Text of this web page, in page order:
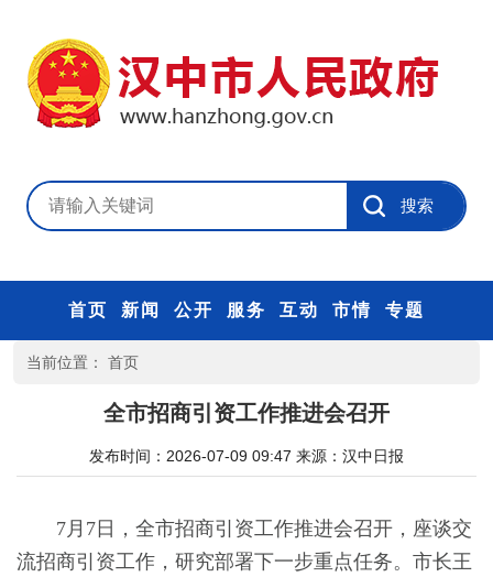
首页 新闻 公开 服务 互动 市情 专题
当前位置： 首页
全市招商引资工作推进会召开
发布时间：2026-07-09 09:47 来源： 汉中日报
7月7日，全市招商引资工作推进会召开，座谈交
流招商引资工作，研究部署下一步重点任务。市长王